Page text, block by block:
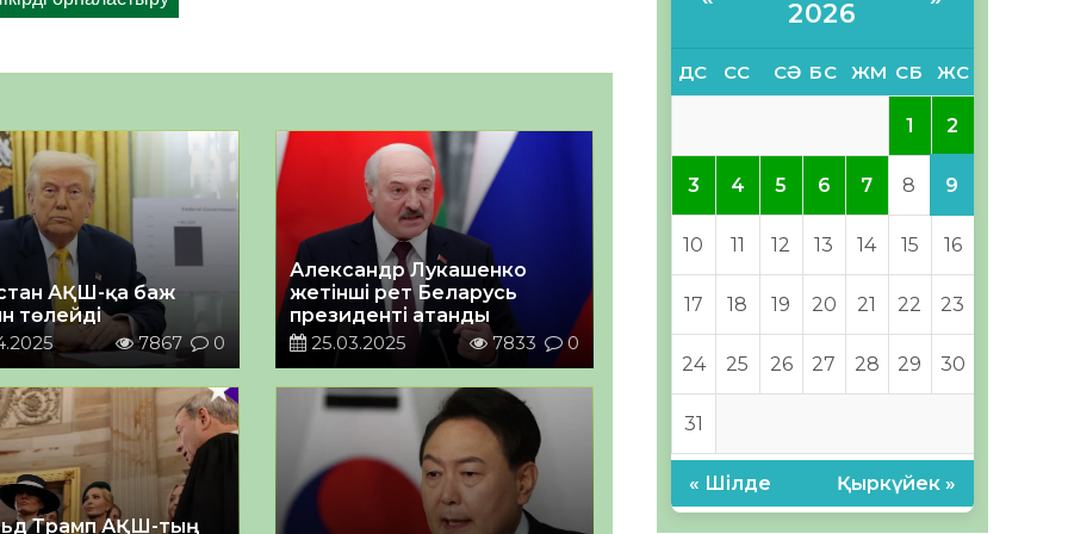
АҚШ-қа баж
төлейді
7867 0
Александр Лукашенко
жетінші рет Беларусь
президенті атанды
25.03.2025
7833 0
Трамп АҚШ-тың
2026
ДС СС СӘ БС ЖМ СБ ЖС
1 2
3 4 5 6 7 8 9
10 11 12 13 14 15 16
17 18 19 20 21 22 23
24 25 26 27 28 29 30
31
« Шілде Қыркүйек »